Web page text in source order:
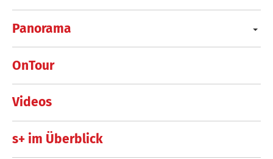
Panorama
OnTour
Videos
s+ im Überblick